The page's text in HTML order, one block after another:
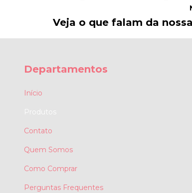
Veja o que falam da
Departamentos
Início
Produtos
Contato
Quem Somos
Como Comprar
Perguntas Frequentes